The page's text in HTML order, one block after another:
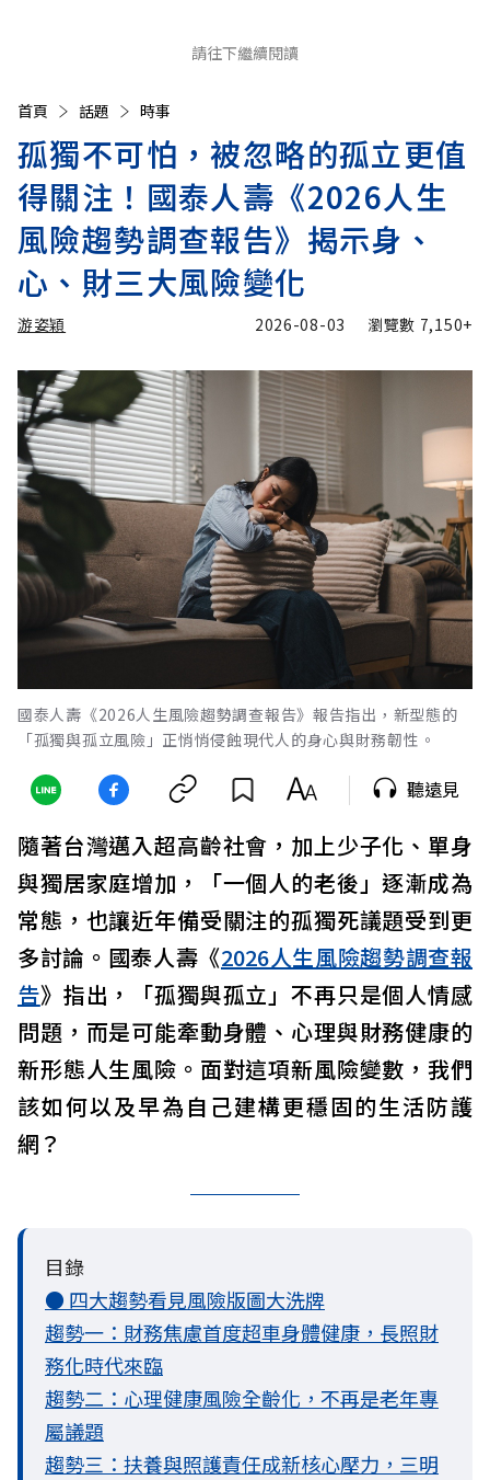
請往下繼續閱讀
首頁 話題 時事
孤獨不可怕，被忽略的孤立更值
得關注！國泰人壽《2026人生
風險趨勢調查報告》揭示身、
心、財三大風險變化
游姿穎 2026-08-03 瀏覽數 7,150+
國泰人壽《2026人生風險趨勢調查報告》報告指出，新型態的
「孤獨與孤立風險」正悄悄侵蝕現代人的身心與財務韌性。
聽遠見
隨著台灣邁入超高齡社會，加上少子化、單身
與獨居家庭增加，「一個人的老後」逐漸成為
常態，也讓近年備受關注的孤獨死議題受到更
多討論。國泰人壽《2026人生風險趨勢調查報
告》指出，「孤獨與孤立」不再只是個人情感
問題，而是可能牽動身體、心理與財務健康的
新形態人生風險。面對這項新風險變數，我們
該如何以及早為自己建構更穩固的生活防護
網？
目錄
● 四大趨勢看見風險版圖大洗牌
趨勢一：財務焦慮首度超車身體健康，長照財
務化時代來臨
趨勢二：心理健康風險全齡化，不再是老年專
屬議題
趨勢三：扶養與照護責任成新核心壓力，三明